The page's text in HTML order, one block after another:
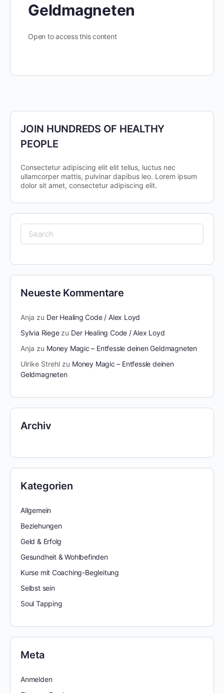
Geldmagneten
Open to access this content
JOIN HUNDREDS OF HEALTHY
PEOPLE
Consectetur adipiscing elit elit tellus, luctus nec
ullamcorper mattis, pulvinar dapibus leo.​ Lorem ipsum
dolor sit amet, consectetur adipiscing elit.
Neueste Kommentare
Anja zu Der Healing Code / Alex Loyd
Sylvia Riegezu Der Healing Code / Alex Loyd
Anja zu Money Magic – Entfessle deinen Geldmagneten
Ulrike Strehl zu Money Magic – Entfessle deinen
Geldmagneten
Archiv
Kategorien
Allgemein
Beziehungen
Geld & Erfolg
Gesundheit & Wohlbefinden
Kurse mit Coaching-Begleitung
Selbst sein
Soul Tapping
Meta
Anmelden